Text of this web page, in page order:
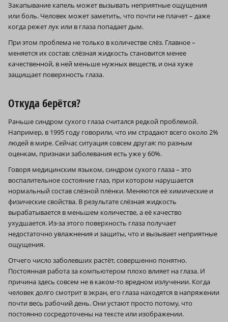
Закапывание капель может вызывать неприятные ощущения
или боль. Человек может заметить, что почти не плачет – даже
когда режет лук или в глаза попадает дым.
При этом проблема не только в количестве слёз. Главное –
меняется их состав: слёзная жидкость становится менее
качественной, в ней меньше нужных веществ, и она хуже
защищает поверхность глаза.
Откуда берётся?
Раньше синдром сухого глаза считался редкой проблемой.
Например, в 1995 году говорили, что им страдают всего около 2%
людей в мире. Сейчас ситуация совсем другая: по разным
оценкам, признаки заболевания есть уже у 60%.
Говоря медицинским языком, синдром сухого глаза – это
воспалительное состояние глаз, при котором нарушается
нормальный состав слёзной плёнки. Меняются её химические и
физические свойства. В результате слёзная жидкость
вырабатывается в меньшем количестве, а её качество
ухудшается. Из‑за этого поверхность глаза получает
недостаточно увлажнения и защиты, что и вызывает неприятные
ощущения.
Отчего число заболевших растёт, совершенно понятно.
Постоянная работа за компьютером плохо влияет на глаза. И
причина здесь совсем не в каком‑то вредном излучении. Когда
человек долго смотрит в экран, его глаза находятся в напряжении
почти весь рабочий день. Они устают просто потому, что
постоянно сосредоточены на тексте или изображении.